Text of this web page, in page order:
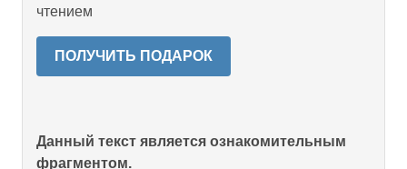
чтением
ПОЛУЧИТЬ ПОДАРОК
Данный текст является ознакомительным
фрагментом.